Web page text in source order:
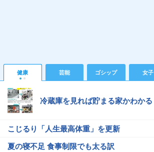
健康 芸能 ゴシップ 女子
冷蔵庫を見れば貯まる家かわかる
こじるり「人生最高体重」を更新
夏の寝不足 食事制限でも太る訳